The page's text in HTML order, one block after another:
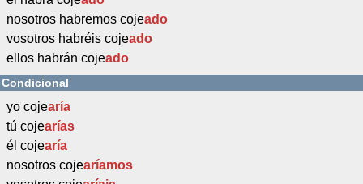
nosotros habremos cojeado
vosotros habréis cojeado
ellos habrán cojeado
Condicional
yo cojearía
tú cojearías
él cojearía
nosotros cojearíamos